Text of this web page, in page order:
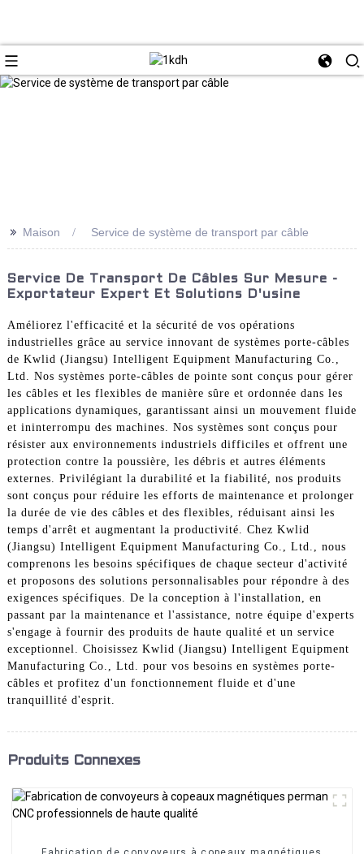
>> Maison Service de système de transport par câble
Service De Transport De Câbles Sur Mesure -
Exportateur Expert Et Solutions D'usine
Améliorez l'efficacité et la sécurité de vos opérations
industrielles grâce au service innovant de systèmes porte-câbles
de Kwlid (Jiangsu) Intelligent Equipment Manufacturing Co.,
Ltd. Nos systèmes porte-câbles de pointe sont conçus pour gérer
les câbles et les flexibles de manière sûre et ordonnée dans les
applications dynamiques, garantissant ainsi un mouvement fluide
et ininterrompu des machines. Nos systèmes sont conçus pour
résister aux environnements industriels difficiles et offrent une
protection contre la poussière, les débris et autres éléments
externes. Privilégiant la durabilité et la fiabilité, nos produits
sont conçus pour réduire les efforts de maintenance et prolonger
la durée de vie des câbles et des flexibles, réduisant ainsi les
temps d'arrêt et augmentant la productivité. Chez Kwlid
(Jiangsu) Intelligent Equipment Manufacturing Co., Ltd., nous
comprenons les besoins spécifiques de chaque secteur d'activité
et proposons des solutions personnalisables pour répondre à des
exigences spécifiques. De la conception à l'installation, en
passant par la maintenance et l'assistance, notre équipe d'experts
s'engage à fournir des produits de haute qualité et un service
exceptionnel. Choisissez Kwlid (Jiangsu) Intelligent Equipment
Manufacturing Co., Ltd. pour vos besoins en systèmes porte-
câbles et profitez d'un fonctionnement fluide et d'une
tranquillité d'esprit.
Produits Connexes